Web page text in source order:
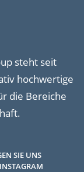
steht seit
hochwertige
die Bereiche
SIE UNS